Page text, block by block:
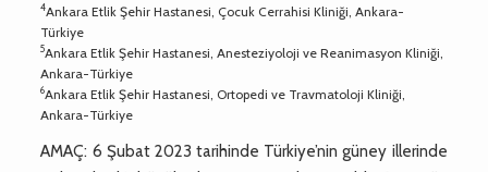
4Ankara Etlik Şehir Hastanesi, Çocuk Cerrahisi Kliniği, Ankara-
Türkiye
5Ankara Etlik Şehir Hastanesi, Anesteziyoloji ve Reanimasyon Kliniği,
Ankara-Türkiye
6Ankara Etlik Şehir Hastanesi, Ortopedi ve Travmatoloji Kliniği,
Ankara-Türkiye
AMAÇ: 6 Şubat 2023 tarihinde Türkiye’nin güney illerinde